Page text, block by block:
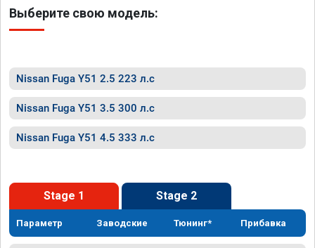
Выберите свою модель:
Nissan Fuga Y51 2.5 223 л.с
Nissan Fuga Y51 3.5 300 л.с
Nissan Fuga Y51 4.5 333 л.с
Stage 1 Stage 2
Параметр Заводские Тюнинг* Прибавка